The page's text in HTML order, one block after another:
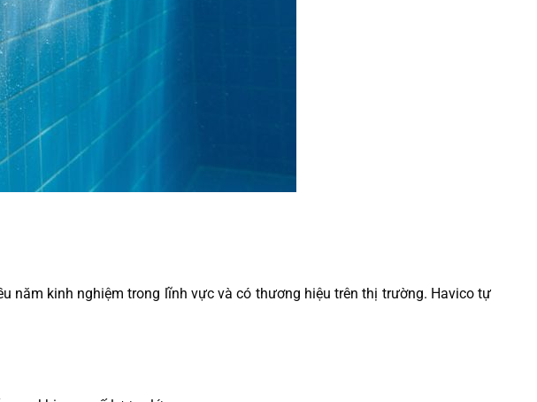
năm kinh nghiệm trong lĩnh vực và có thương hiệu trên thị trường. Havico tự